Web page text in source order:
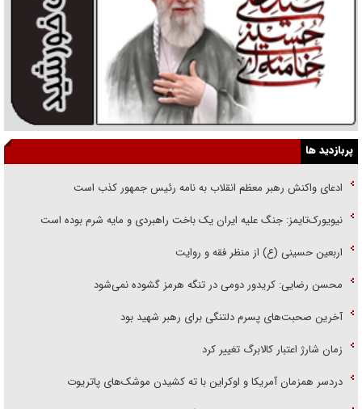
پربازدید ها
ادعای واکنش رهبر معظم انقلاب به نامه رئیس جمهور کذب است
نیویورک‌تایمز: جنگ علیه ایران یک باخت راهبردی و مایه شرم بوده است
اربعین حسینی (ع) از منظر فقه و روایت
محسن رضایی: کریدور دومی در تنگه هرمز گشوده نمی‌شود
آخرین صحبت‌های پسرم دلتنگی برای رهبر شهید بود
زمان شارژ اعتبار کالابرگ تغییر کرد
دردسر همزمان آمریکا و اوکراین با ته کشیدن موشک‌های پاتریوت